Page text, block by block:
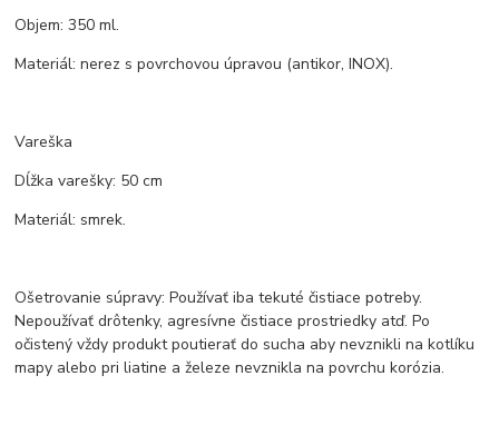
Objem: 350 ml.
Materiál: nerez s povrchovou úpravou (antikor, INOX).
Vareška
Dĺžka varešky: 50 cm
Materiál: smrek.
Ošetrovanie súpravy: Používať iba tekuté čistiace potreby.
Nepoužívať drôtenky, agresívne čistiace prostriedky atď. Po
očistený vždy produkt poutierať do sucha aby nevznikli na kotlíku
mapy alebo pri liatine a železe nevznikla na povrchu korózia.